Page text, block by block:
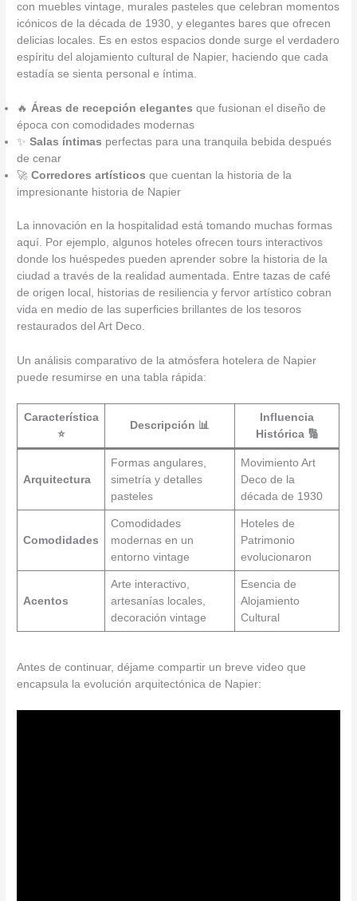
con muebles vintage, murales pasteles que celebran momentos
icónicos de la década de 1930, y elegantes bares que ofrecen
delicias locales. Es en estos espacios donde surge el verdadero
espíritu del alojamiento cultural de Napier, haciendo que cada
estadía se sienta personal e íntima.
🔥Áreas de recepción elegantes que fusionan el diseño de
época con comodidades modernas
✨Salas íntimas perfectas para una tranquila bebida después
de cenar
🚀Corredores artísticos que cuentan la historia de la
impresionante historia de Napier
La innovación en la hospitalidad está tomando muchas formas
aquí. Por ejemplo, algunos hoteles ofrecen tours interactivos
donde los huéspedes pueden aprender sobre la historia de la
ciudad a través de la realidad aumentada. Entre tazas de café
de origen local, historias de resiliencia y fervor artístico cobran
vida en medio de las superficies brillantes de los tesoros
restaurados del Art Deco.
Un análisis comparativo de la atmósfera hotelera de Napier
puede resumirse en una tabla rápida:
Característica
⭐
Descripción 📊
Influencia
Histórica 🔢
Arquitectura
Formas angulares,
simetría y detalles
pasteles
Movimiento Art
Deco de la
década de 1930
Comodidades
Comodidades
modernas en un
entorno vintage
Hoteles de
Patrimonio
evolucionaron
Acentos
Arte interactivo,
artesanías locales,
decoración vintage
Esencia de
Alojamiento
Cultural
Antes de continuar, déjame compartir un breve video que
encapsula la evolución arquitectónica de Napier: